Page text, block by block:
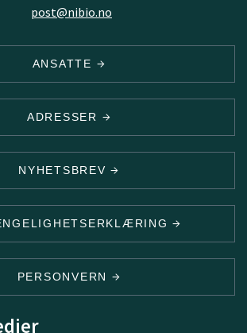
post@nibio.no
ANSATTE
ADRESSER
NYHETSBREV
PERSONVERN